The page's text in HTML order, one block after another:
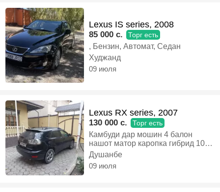
занг занед. Илтимос, вақти маро
бо саволҳои холӣ нагиранд.
гуфтушунид: дар ҷои фурӯш, Газ-
бензин, Автомат, Кроссовер
Lexus IS series, 2008
85 000 c. Торг есть
, Бензин, Автомат, Седан
Худжанд
09 июля
Lexus RX series, 2007
130 000 c. Торг есть
Камбуди дар мошин 4 балон
нашот матор каропка гибрид 100
гарантия 937 33 34 88 тл, Гибрид,
Автомат, Кроссовер
Душанбе
09 июля